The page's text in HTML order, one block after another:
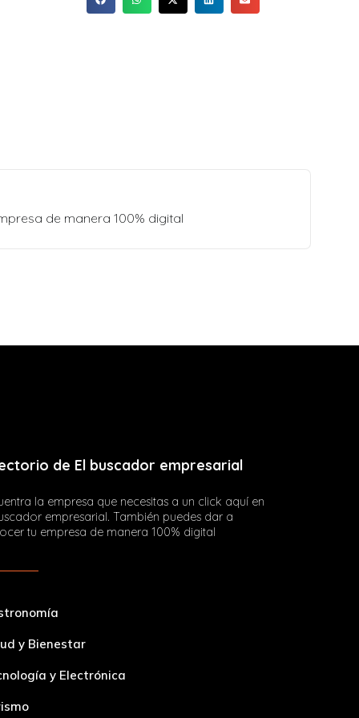
de manera 100% digital
de El buscador empresarial
la empresa que necesitas a un click aquí en
empresarial. También puedes dar a
tu empresa de manera 100% digital
y Bienestar
y Electrónica